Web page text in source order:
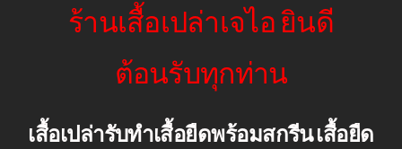
ร้านเสื้อเปล่าเจไอ ยินดี
ต้อนรับทุกท่าน
เสื้อเปล่ารับทำเสื้อยืดพร้อมสกรีน เสื้อยืด